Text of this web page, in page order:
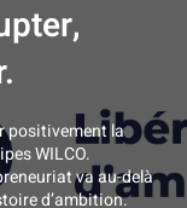
positivement la
WILCO.
va au-delà
d’ambition.